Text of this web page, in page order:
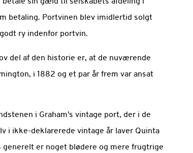
betaling. Portvinen blev imidlertid solgt
ry indenfor portvin.
del af den historie er, at de nuværende
i 1882 og et par år frem var ansat
i Graham's vintage port, der i de
i ikke-deklarerede vintage år laver Quinta
er noget blødere og mere frugtrige